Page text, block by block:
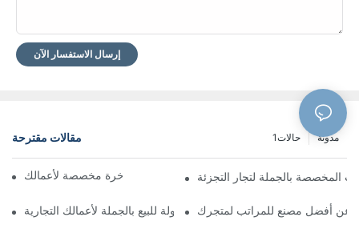
إرسال الاستفسار الآن
مقالات مقترحة مدونة حالات1
مصنعو مراتب فندقية فاخرة مخصصة لأعمالكالمخصصة بالجملة لتجار التجزئة
سرير جلدي بأسعار معقولة للبيع بالجملة لأعمالك التجارية
عن أفضل مصنع للمراتب لمتجرك